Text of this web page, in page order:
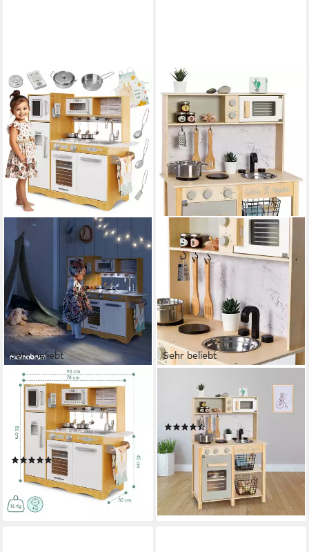
Sehr beliebt
MAMABRUM
Kinder-Küchenset XXL-
Holzküche mit LED-
Beleuchtung, Schürze und
Zubehör- Spielset
(36)
94,00 € UVP
lieferbar - in 3-4 Werktagen bei dir
Sehr beliebt
Spielküche Little Chef Holz,
aus Holz
(72)
54,99 € UVP104,90 €
-48%
lieferbar - in 2-3 Werktagen bei dir